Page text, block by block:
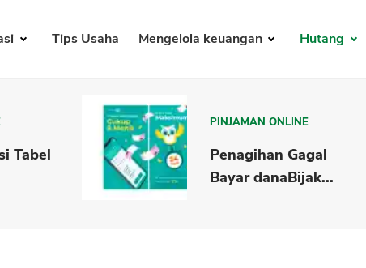
Tips Usaha Mengelola keuangan Hutang
Tabel
PINJAMAN ONLINE
Penagihan Gagal
Bayar danaBijak...